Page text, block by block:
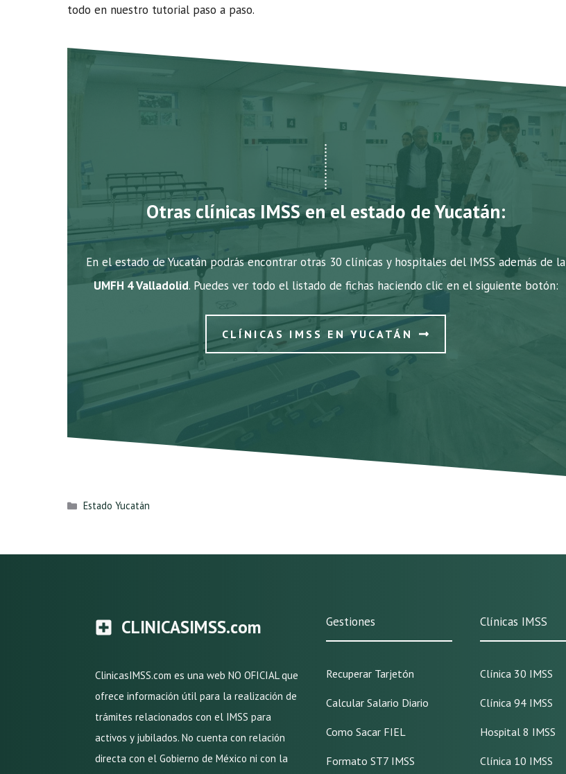
todo en nuestro tutorial paso a paso.
Otras clínicas IMSS en el estado de Yucatán:
En el estado de Yucatán podrás encontrar otras 30 clínicas y hospitales del IMSS además de la
UMFH 4 Valladolid. Puedes ver todo el listado de fichas haciendo clic en el siguiente botón:
CLÍNICAS IMSS EN YUCATÁN
Categorías
Estado Yucatán
CLINICASIMSS.com
ClinicasIMSS.com es una web NO OFICIAL que
ofrece información útil para la realización de
trámites relacionados con el IMSS para
activos y jubilados. No cuenta con relación
directa con el Gobierno de México ni con la
Gestiones
Recuperar Tarjetón
Calcular Salario Diario
Como Sacar FIEL
Formato ST7 IMSS
Clínicas IMSS
Clínica 30 IMSS
Clínica 94 IMSS
Hospital 8 IMSS
Clínica 10 IMSS